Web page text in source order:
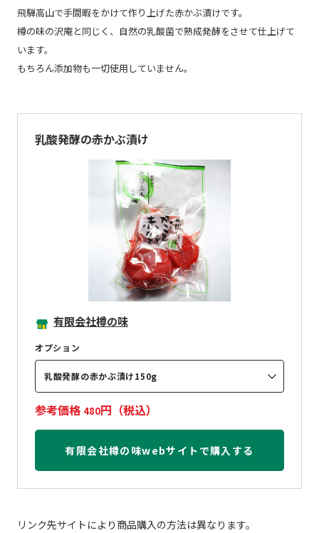
飛騨高山で手間暇をかけて作り上げた赤かぶ漬けです。
樽の味の沢庵と同じく、自然の乳酸菌で熟成発酵をさせて仕上げて
います。
もちろん添加物も一切使用していません。
乳酸発酵の赤かぶ漬け
有限会社樽の味
オプション
乳酸発酵の赤かぶ漬け150g
参考価格 480円（税込）
有限会社樽の味webサイトで購入する
リンク先サイトにより商品購入の方法は異なります。